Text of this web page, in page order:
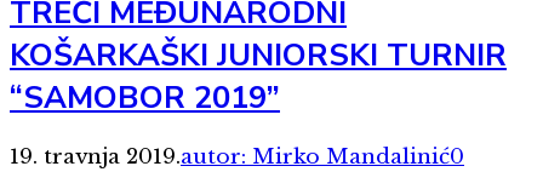
TREĆI MEĐUNARODNI
KOŠARKAŠKI JUNIORSKI TURNIR
“SAMOBOR 2019”
19. travnja 2019.autor: Mirko Mandalinić0